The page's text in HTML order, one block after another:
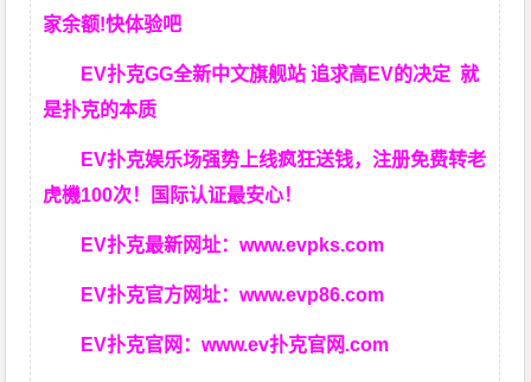
家余额!快体验吧
EV扑克GG全新中文旗舰站 追求高EV的决定就
是扑克的本质
EV扑克娱乐场强势上线疯狂送钱，注册免费转老
虎機100次！国际认证最安心！
EV扑克最新网址：www.evpks.com
EV扑克官方网址：www.evp86.com
EV扑克官网：www.ev扑克官网.com